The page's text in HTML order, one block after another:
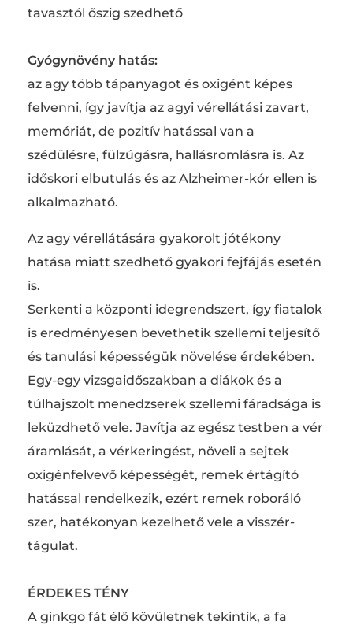
tavasztól őszig szedhető
Gyógynövény hatás:
az agy több tápanyagot és oxigént képes
felvenni, így javítja az agyi vérellátási zavart,
memóriát, de pozitív hatással van a
szédülésre, fülzúgásra, hallásromlásra is. Az
időskori elbutulás és az Alzheimer-kór ellen is
alkalmazható.
Az agy vérellátására gyakorolt jótékony
hatása miatt szedhető gyakori fejfájás esetén
is.
Serkenti a központi idegrendszert, így fiatalok
is eredményesen bevethetik szellemi teljesítő
és tanulási képességük növelése érdekében.
Egy-egy vizsgaidőszakban a diákok és a
túlhajszolt menedzserek szellemi fáradsága is
leküzdhető vele. Javítja az egész testben a vér
áramlását, a vérkeringést, növeli a sejtek
oxigénfelvevő képességét, remek értágító
hatással rendelkezik, ezért remek roboráló
szer, hatékonyan kezelhető vele a visszér-
tágulat.
ÉRDEKES TÉNY
A ginkgo fát élő kövületnek tekintik, a fa